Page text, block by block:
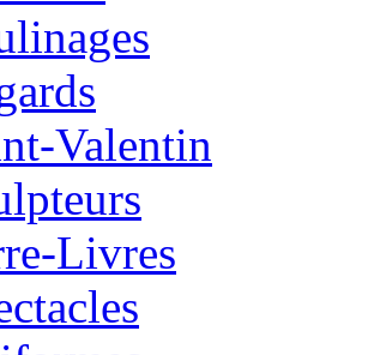
Valentin
Livres